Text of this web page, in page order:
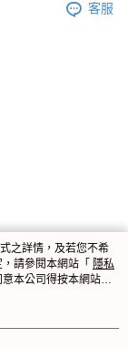
客服
之詳情，及若您不希
請參閱本網站「 隱私
本公司得按本網站使